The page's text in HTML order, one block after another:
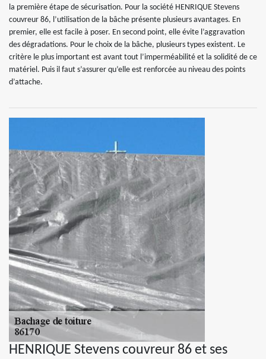
la première étape de sécurisation. Pour la société HENRIQUE Stevens
couvreur 86, l’utilisation de la bâche présente plusieurs avantages. En
premier, elle est facile à poser. En second point, elle évite l’aggravation
des dégradations. Pour le choix de la bâche, plusieurs types existent. Le
critère le plus important est avant tout l’imperméabilité et la solidité de ce
matériel. Puis il faut s’assurer qu’elle est renforcée au niveau des points
d’attache.
HENRIQUE Stevens couvreur 86 et ses